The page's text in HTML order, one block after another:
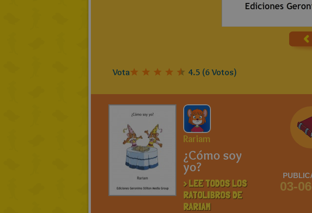
Vota 4.5 (6Votos)
Rariam
¿Cómo soy
yo?
> LEE TODOS LOS
RATOLIBROS DE
RARIAM
03-